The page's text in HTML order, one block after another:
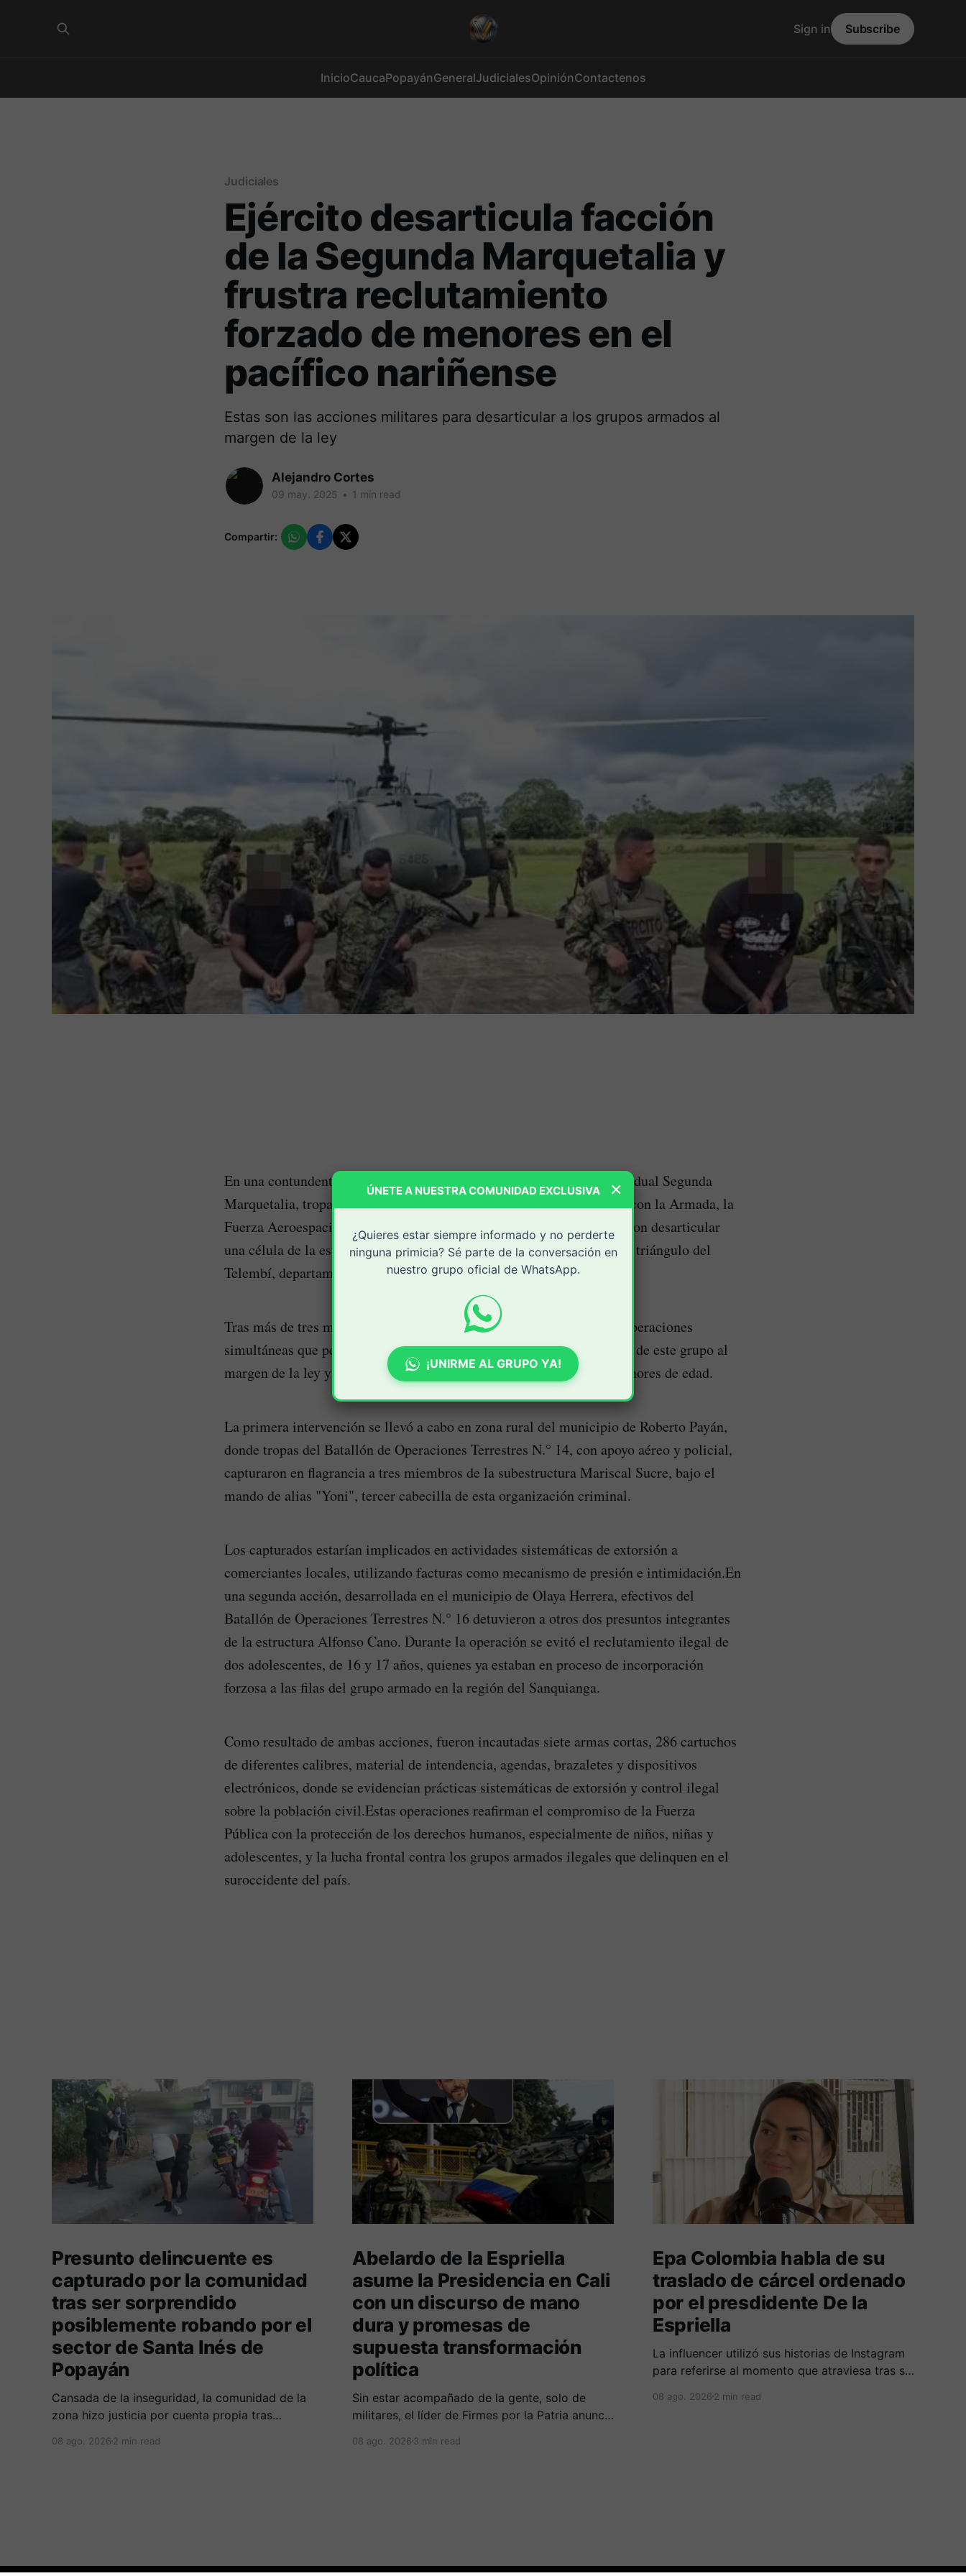
InicioCaucaPopayánGeneralJudicialesOpiniónContactenos
Sign in Subscribe
Judiciales
Ejército desarticula facción
de la Segunda Marquetalia y
frustra reclutamiento
forzado de menores en el
pacífico nariñense
Estas son las acciones militares para desarticular a los grupos armados al
margen de la ley
Alejandro Cortes
09 may. 2025 • 1 min read
Compartir:
En una contundente ofensiva contra el Grupo Armado Organizado residual Segunda
Marquetalia, tropas del Ejército Nacional, en una operación conjunta con la Armada, la
Fuerza Aeroespacial y en coordinación con la Policía Nacional, lograron desarticular
una célula de la estructura Coordinadora Guerrillera del Pacífico en el triángulo del
Telembí, departamento de Nariño.
Tras más de tres meses de labores de inteligencia, se ejecutaron dos operaciones
simultáneas que permitieron la captura de cinco presuntos integrantes de este grupo al
margen de la ley y la frustración del reclutamiento forzado de dos menores de edad.
La primera intervención se llevó a cabo en zona rural del municipio de Roberto Payán,
donde tropas del Batallón de Operaciones Terrestres N.° 14, con apoyo aéreo y policial,
capturaron en flagrancia a tres miembros de la subestructura Mariscal Sucre, bajo el
mando de alias "Yoni", tercer cabecilla de esta organización criminal.
Los capturados estarían implicados en actividades sistemáticas de extorsión a
comerciantes locales, utilizando facturas como mecanismo de presión e intimidación.En
una segunda acción, desarrollada en el municipio de Olaya Herrera, efectivos del
Batallón de Operaciones Terrestres N.° 16 detuvieron a otros dos presuntos integrantes
de la estructura Alfonso Cano. Durante la operación se evitó el reclutamiento ilegal de
dos adolescentes, de 16 y 17 años, quienes ya estaban en proceso de incorporación
forzosa a las filas del grupo armado en la región del Sanquianga.
Como resultado de ambas acciones, fueron incautadas siete armas cortas, 286 cartuchos
de diferentes calibres, material de intendencia, agendas, brazaletes y dispositivos
electrónicos, donde se evidencian prácticas sistemáticas de extorsión y control ilegal
sobre la población civil.Estas operaciones reafirman el compromiso de la Fuerza
Pública con la protección de los derechos humanos, especialmente de niños, niñas y
adolescentes, y la lucha frontal contra los grupos armados ilegales que delinquen en el
suroccidente del país.
Presunto delincuente es
capturado por la comunidad
tras ser sorprendido
posiblemente robando por el
sector de Santa Inés de
Popayán
Cansada de la inseguridad, la comunidad de la
zona hizo justicia por cuenta propia tras
sector de la comuna cuatro. La gente pedía que
08 ago. 2026 2 min read
Abelardo de la Espriella
asume la Presidencia en Cali
con un discurso de mano
dura y promesas de
supuesta transformación
política
Sin estar acompañado de la gente, solo de
militares, el líder de Firmes por la Patria anuncia
ilegales y posiblemente lucha contra la
08 ago. 20263 min read
Epa Colombia habla de su
traslado de cárcel ordenado
por el presdidente De la
Espriella
La influencer utilizó sus historias de Instagram
para referirse al momento que atraviesa tras su
08 ago. 20262 min read
×
ÚNETE A NUESTRA COMUNIDAD EXCLUSIVA
¿Quieres estar siempre informado y no perderte
ninguna primicia? Sé parte de la conversación en
nuestro grupo oficial de WhatsApp.
¡UNIRME AL GRUPO YA!